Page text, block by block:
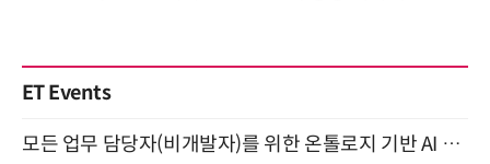
ET Events
모든 업무 담당자(비개발자)를 위한 온톨로지 기반 AI 지식체계 설계 1-day 워크숍 8월 20일 개최